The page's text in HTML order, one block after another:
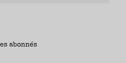
abonnés